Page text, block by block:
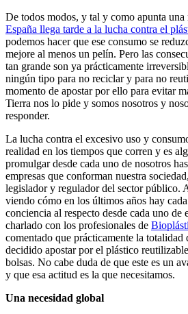
De todos modos, y tal y como apunta
España llega tarde a la lucha contra el
podemos hacer que ese consumo se
mejore al menos un pelín. Pero las
tan grande son ya prácticamente
ningún tipo para no reciclar y para no
momento de apostar por ello para evitar
Tierra nos lo pide y somos nosotros y
responder.
La lucha contra el excesivo uso y
realidad en los tiempos que corren y es
promulgar desde cada uno de nosotros
empresas que conforman nuestra
legislador y regulador del sector público.
viendo cómo en los últimos años hay
conciencia al respecto desde cada uno de
charlado con los profesionales de
comentado que prácticamente la totalidad
decidido apostar por el plástico
bolsas. No cabe duda de que este es un
y que esa actitud es la que necesitamos.
Una necesidad global